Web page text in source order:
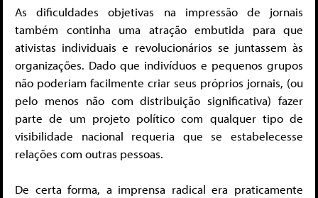
As dificuldades objetivas na impressão de jornais
também continha uma atração embutida para que
ativistas individuais e revolucionários se juntassem às
organizações. Dado que indivíduos e pequenos grupos
não poderiam facilmente criar seus próprios jornais, (ou
pelo menos não com distribuição significativa) fazer
parte de um projeto político com qualquer tipo de
visibilidade nacional requeria que se estabelecesse
relações com outras pessoas.
De certa forma, a imprensa radical era praticamente